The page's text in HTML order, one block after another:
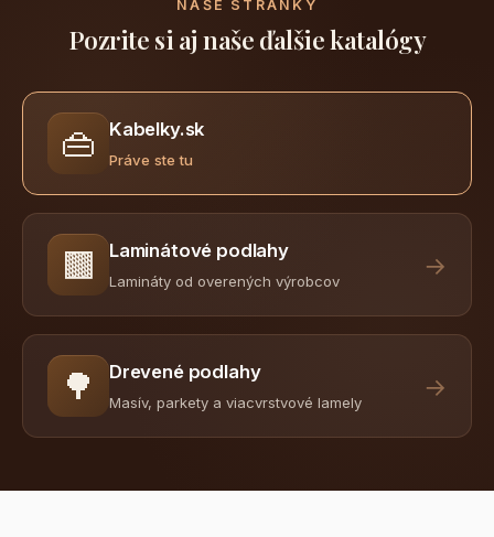
NAŠE STRÁNKY
Pozrite si aj naše ďalšie katalógy
👜 Kabelky.sk
Práve ste tu
🟫 Laminátové podlahy
Lamináty od overených výrobcov
→
🌳 Drevené podlahy
Masív, parkety a viacvrstvové lamely
→